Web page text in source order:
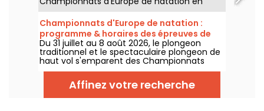
2026. Du 31 juillet au 16 août, le Centre
Aquatique Olympique vous attend pour
encourager nos nageurs. Voici toutes les
informations à connaître sur la compétition
et les épreuves !
Championnats d'Europe de natation :
programme & horaires des épreuves de
plongeon et de haut vol
Du 31 juillet au 8 août 2026, le plongeon
traditionnel et le spectaculaire plongeon de
haut vol s'emparent des Championnats
d'Europe de natation. Entre le bassin
olympique de Saint-Denis et le cadre
naturel de la Seine, les meilleurs plongeurs
du continent vont s'élancer pour des figures
Affinez votre recherche